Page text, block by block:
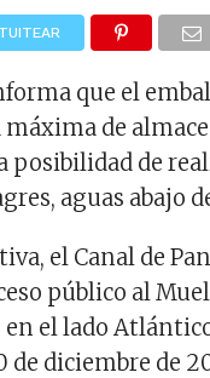
TUITEAR
que el
máxima de
posibilidad de
aguas abajo
el Canal de
público al
en el lado
diciembre de